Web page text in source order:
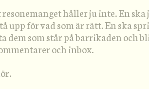
håller ju inte. En ska
upp för vad som är rätt. En ska
dem som står på barrikaden och
och inbox.